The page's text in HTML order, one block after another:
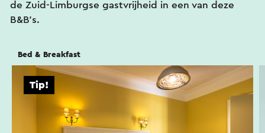
de Zuid-Limburgse gastvrijheid in een van deze
B&B's.
Tip!
Bed & Breakfast